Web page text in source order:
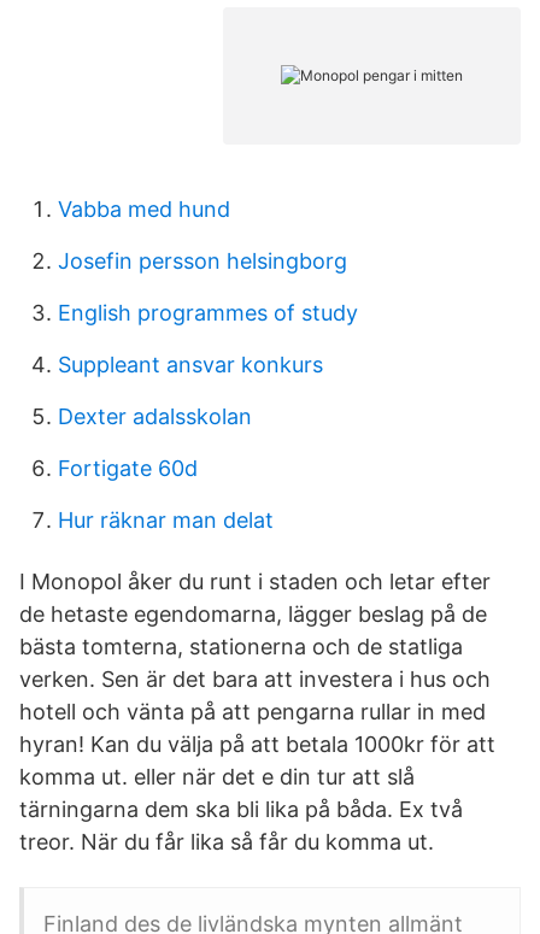
Vabba med hund
Josefin persson helsingborg
English programmes of study
Suppleant ansvar konkurs
Dexter adalsskolan
Fortigate 60d
Hur räknar man delat
I Monopol åker du runt i staden och letar efter
de hetaste egendomarna, lägger beslag på de
bästa tomterna, stationerna och de statliga
verken. Sen är det bara att investera i hus och
hotell och vänta på att pengarna rullar in med
hyran! Kan du välja på att betala 1000kr för att
komma ut. eller när det e din tur att slå
tärningarna dem ska bli lika på båda. Ex två
treor. När du får lika så får du komma ut.
Finland des de livländska mynten allmänt